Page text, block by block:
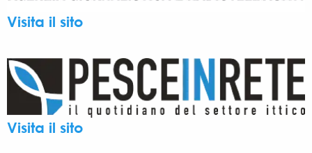
Visita il sito
Visita il sito